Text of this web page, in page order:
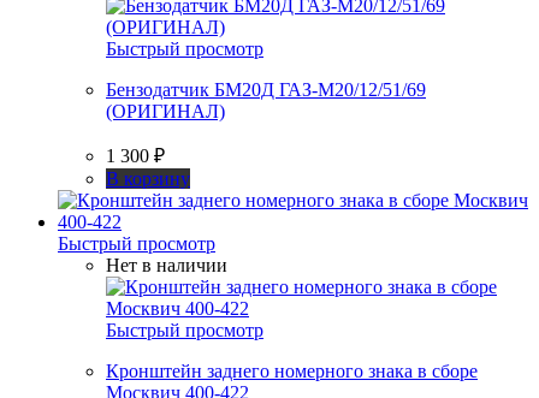
Быстрый просмотр
Бензодатчик БМ20Д ГАЗ-М20/12/51/69
(ОРИГИНАЛ)
1 300 ₽
В корзину
Быстрый просмотр
Нет в наличии
Быстрый просмотр
Кронштейн заднего номерного знака в сборе
Москвич 400-422